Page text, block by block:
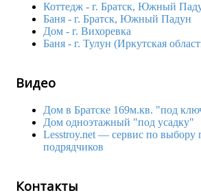
Коттедж - г. Братск, Южный
Баня - г. Братск, Южный Падун
Дом - г. Вихоревка
Баня - г. Тулун (Иркутская
Видео
Дом в Братске 169м.кв. "под
Дом одноэтажный "под усадку"
Lesstroy.net — сервис по выбору
подрядчиков
Контакты